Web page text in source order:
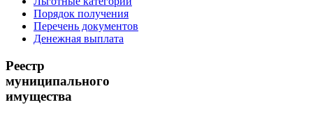
Порядок получения
Перечень документов
Денежная выплата
Реестр
муниципального
имущества